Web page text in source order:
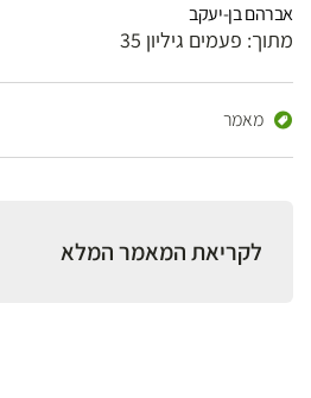
אברהם בן-יעקב
מתוך: פעמים גיליון 35
מאמר
לקריאת המאמר המלא